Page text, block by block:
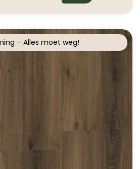
– Alles moet weg!